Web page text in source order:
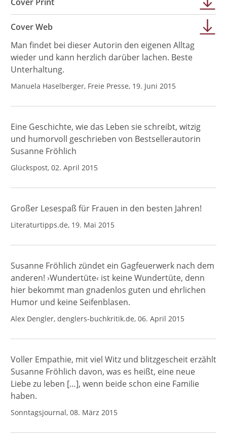
Cover Web
Man findet bei dieser Autorin den eigenen Alltag
wieder und kann herzlich darüber lachen. Beste
Unterhaltung.
Manuela Haselberger, Freie Presse, 19. Juni 2015
Eine Geschichte, wie das Leben sie schreibt, witzig
und humorvoll geschrieben von Bestsellerautorin
Susanne Fröhlich
Glückspost, 02. April 2015
Großer Lesespaß für Frauen in den besten Jahren!
Literaturtipps.de, 19. Mai 2015
Susanne Fröhlich zündet ein Gagfeuerwerk nach dem
anderen! ›Wundertüte‹ ist keine Wundertüte, denn
hier bekommt man gnadenlos guten und ehrlichen
Humor und keine Seifenblasen.
Alex Dengler, denglers-buchkritik.de, 06. April 2015
Voller Empathie, mit viel Witz und blitzgescheit erzählt
Susanne Fröhlich davon, was es heißt, eine neue
Liebe zu leben […], wenn beide schon eine Familie
haben.
Sonntagsjournal, 08. März 2015